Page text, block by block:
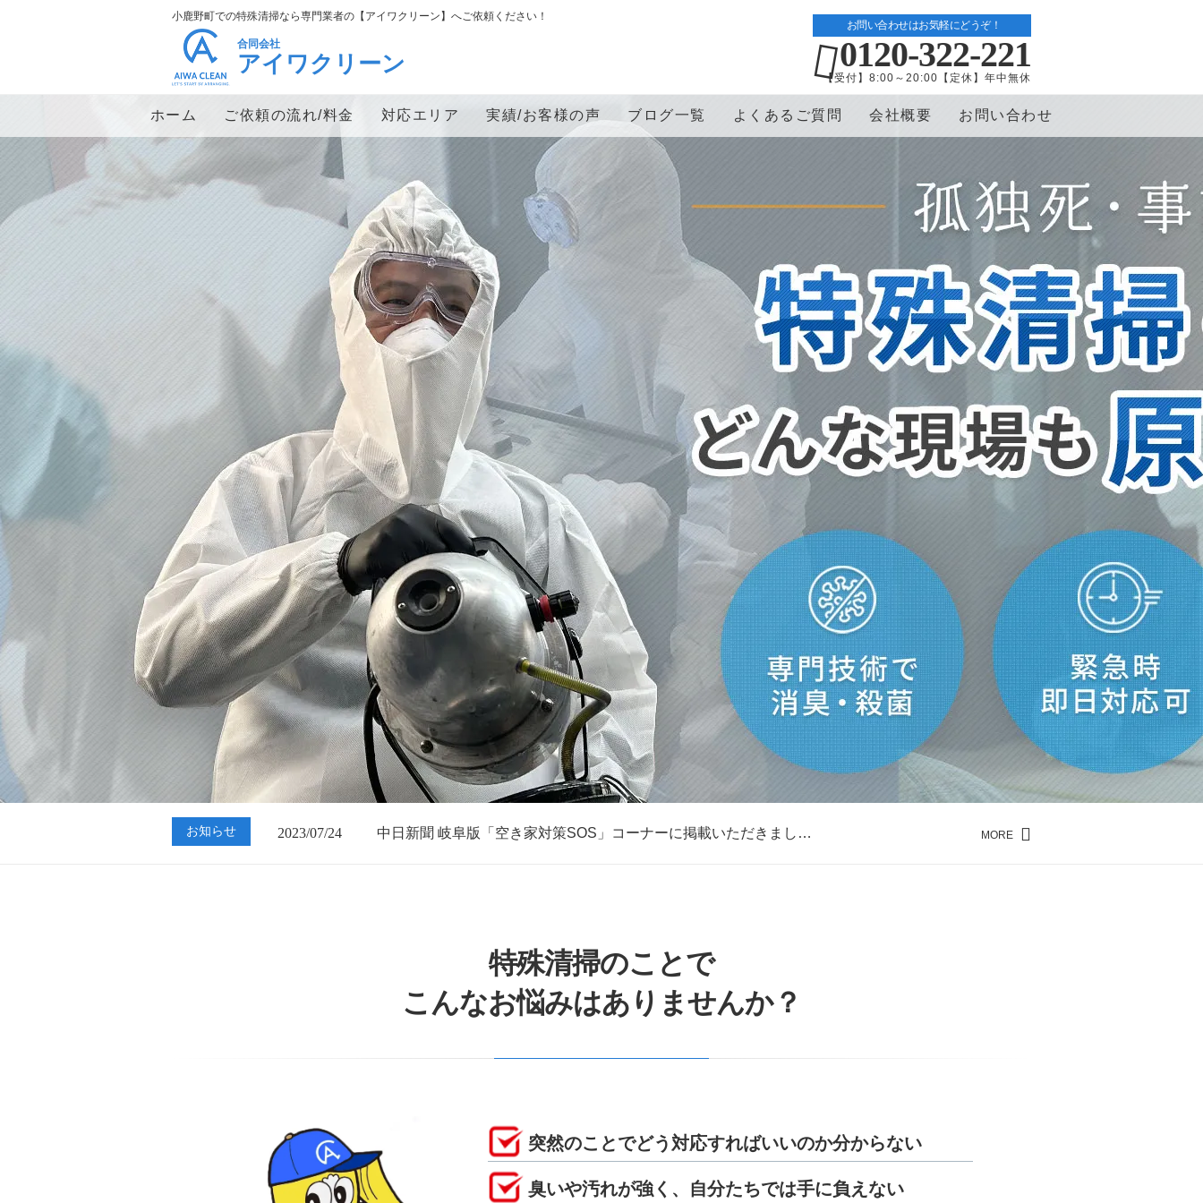
小鹿野町での特殊清掃なら専門業者の【アイワクリーン】へご依頼ください！
合同会社
アイワクリーン
お問い合わせはお気軽にどうぞ！
0120-322-221
【受付】8:00～20:00【定休】年中無休
ホーム ご依頼の流れ/料金 対応エリア 実績/お客様の声 ブログ一覧 よくあるご質問 会社概要 お問い合わせ
お知らせ
2023/01/12
買取・片付けのアイワクリーン
2023/07/24
中日新聞 岐阜版「空き家対策SOS」コーナーに掲載いただきまし…
2023/01/12
買取・片付けのアイワクリーン
MORE
特殊清掃のことで
こんなお悩みはありませんか？
突然のことでどう対応すればいいのか分からない
臭いや汚れが強く、自分たちでは手に負えない